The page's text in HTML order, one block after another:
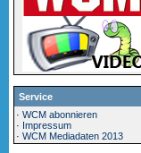
Service
·WCM abonnieren
· Impressum
·WCM Mediadaten 2013